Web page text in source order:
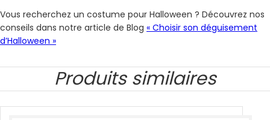
Vous recherchez un costume pour Halloween ? Découvrez nos
conseils dans notre article de Blog « Choisir son déguisement
d’Halloween »
Produits similaires